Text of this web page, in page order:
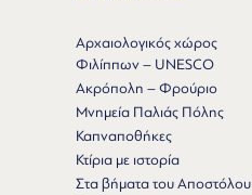
Αρχαιολογικός χώρος
Φιλίππων – UNESCO
Ακρόπολη – Φρούριο
Μνημεία Παλιάς Πόλης
Καπναποθήκες
Κτίρια με ιστορία
Στα βήματα του Αποστόλου